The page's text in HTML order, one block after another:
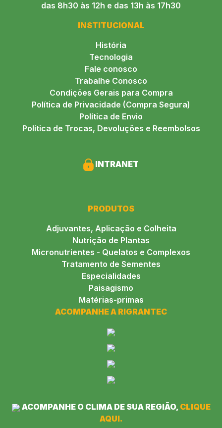
das 8h30 às 12h e das 13h às 17h30
INSTITUCIONAL
História
Tecnologia
Fale conosco
Trabalhe Conosco
Condições Gerais para Compra
Política de Privacidade (Compra Segura)
Política de Envio
Política de Trocas, Devoluções e Reembolsos
INTRANET
PRODUTOS
Adjuvantes, Aplicação e Colheita
Nutrição de Plantas
Micronutrientes - Quelatos e Complexos
Tratamento de Sementes
Especialidades
Paisagismo
Matérias-primas
ACOMPANHE A RIGRANTEC
ACOMPANHE O CLIMA DE SUA REGIÃO, CLIQUE
AQUI.